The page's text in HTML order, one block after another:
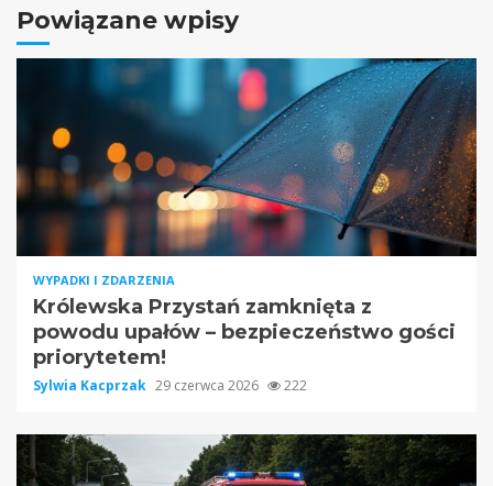
Powiązane wpisy
WYPADKI I ZDARZENIA
Królewska Przystań zamknięta z
powodu upałów – bezpieczeństwo gości
priorytetem!
Sylwia Kacprzak 29 czerwca 2026 222